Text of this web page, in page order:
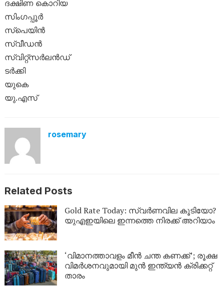
ദക്ഷിണ കൊറിയ
സിംഗപ്പൂർ
സ്പെയിൻ
സ്വീഡൻ
സ്വിറ്റ്സർലൻഡ്
ടർക്കി
യുകെ
യു.എസ്
rosemary
Related Posts
Gold Rate Today: സ്വര്‍ണവില കൂടിയോ?
യുഎഇയിലെ ഇന്നത്തെ നിരക്ക് അറിയാം
‘വിമാനത്താവളം മീന്‍ ചന്ത കണക്ക്’; രൂക്ഷ
വിമര്‍ശനവുമായി മുന്‍ ഇന്ത്യന്‍ ക്രിക്കറ്റ്
താരം